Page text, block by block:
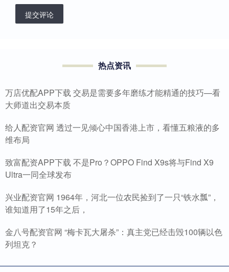
提交评论
热点资讯
万店优配APP下载 交易是需要多年磨练才能精通的技巧—看
大师道出交易本质
给人配资官网 透过一见倾心中国香港上市，看懂五粮液的多
维布局
致富配资APP下载 不是Pro？OPPO Find X9s将与Find X9
Ultra一同全球发布
兴业配资官网 1964年，河北一位农民捡到了一只“铁水瓢”，
谁知道用了15年之后，
金八号配资官网 “梅卡瓦大屠杀”：真主党已经击毁100辆以色
列坦克？